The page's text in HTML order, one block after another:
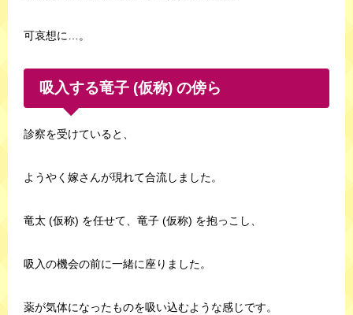
可哀想に…。
吸入する竜子 (仮称) の傍ら
診察を受けていると、
ようやく嫁さんが現れて合流しました。
竜太 (仮称) を任せて、竜子 (仮称) を抱っこし、
吸入の機会の前に一緒に座りました。
薬が気体になったものを吸い込むような感じです。